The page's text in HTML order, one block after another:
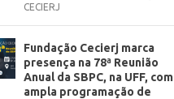
CECIERJ
Fundação Cecierj marca
presença na 78ª Reunião
Anual da SBPC, na UFF, com
ampla programação de